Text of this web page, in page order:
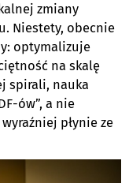
zmiany
Niestety, obecnie
optymalizuje
na skalę
spirali, nauka
ów”, a nie
płynie ze